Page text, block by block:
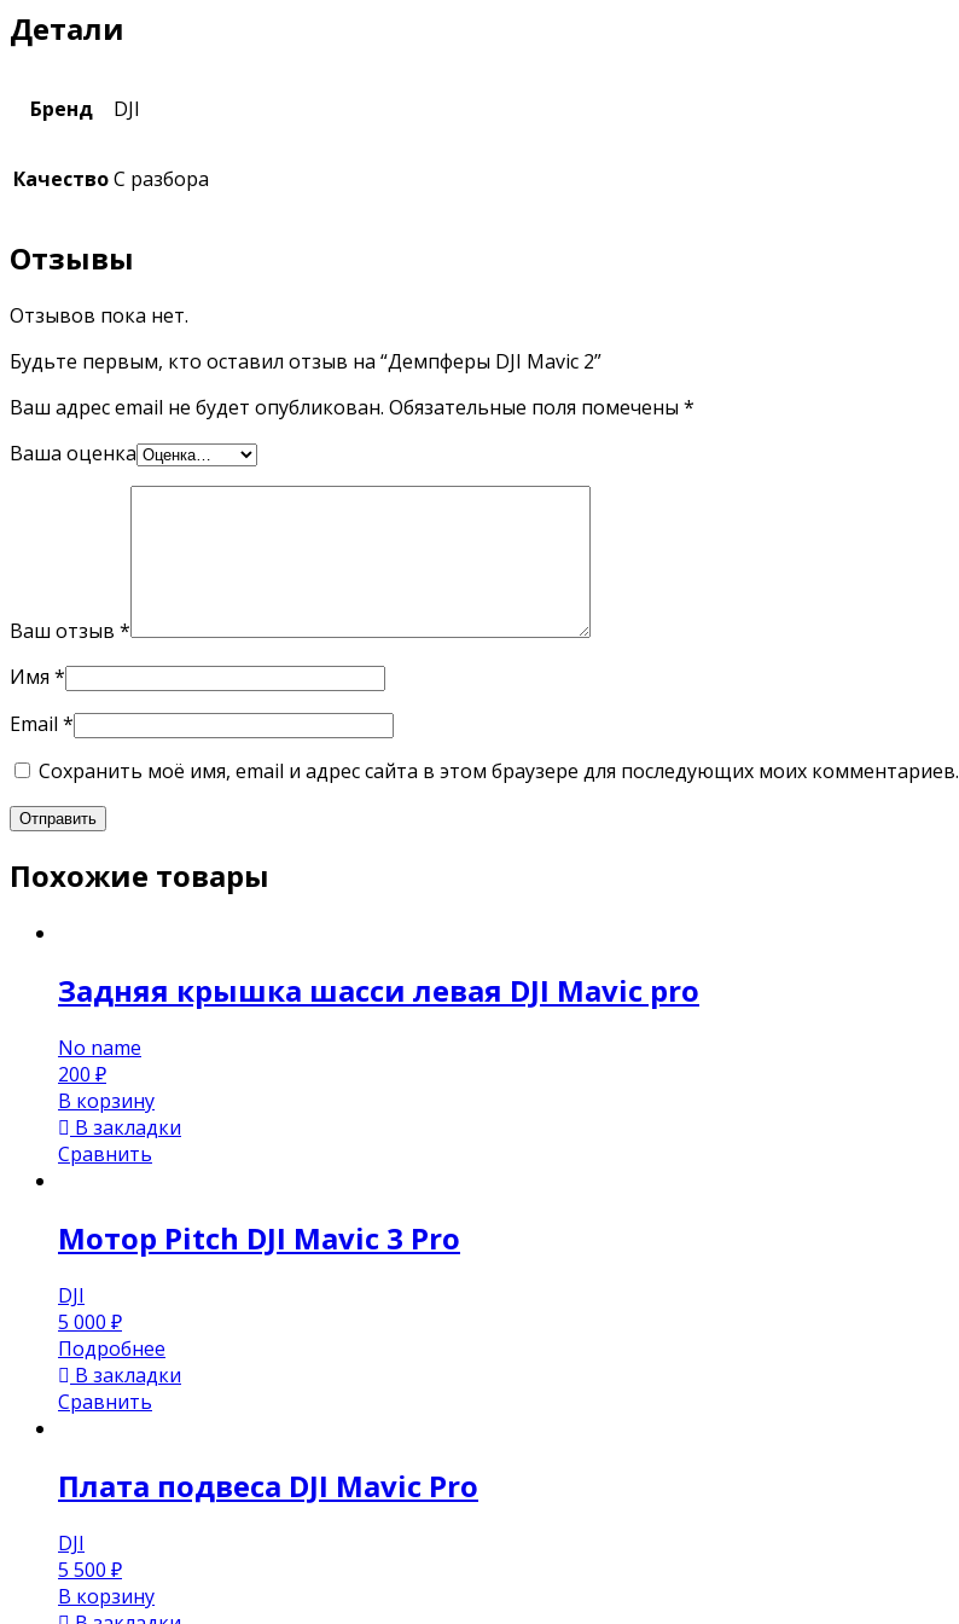
Детали
Бренд DJI
КачествоС разбора
Отзывы
Отзывов пока нет.
Будьте первым, кто оставил отзыв на “Демпферы DJI Mavic 2”
Ваш адрес email не будет опубликован. Обязательные поля помечены *
Ваша оценка
Ваш отзыв *
Имя *
Email *
Сохранить моё имя, email и адрес сайта в этом браузере для последующих моих комментариев.
Похожие товары
Задняя крышка шасси левая DJI Mavic pro
No name
200 ₽
В корзину
В закладки
Сравнить
Мотор Pitch DJI Mavic 3 Pro
DJI
5 000 ₽
Подробнее
В закладки
Сравнить
Плата подвеса DJI Mavic Pro
DJI
5 500 ₽
В корзину